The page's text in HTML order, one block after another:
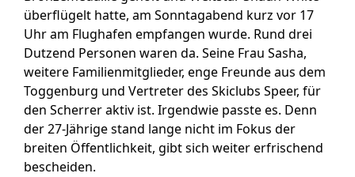
überflügelt hatte, am Sonntagabend kurz vor 17
Uhr am Flughafen empfangen wurde. Rund drei
Dutzend Personen waren da. Seine Frau Sasha,
weitere Familienmitglieder, enge Freunde aus dem
Toggenburg und Vertreter des Skiclubs Speer, für
den Scherrer aktiv ist. Irgendwie passte es. Denn
der 27-Jährige stand lange nicht im Fokus der
breiten Öffentlichkeit, gibt sich weiter erfrischend
bescheiden.